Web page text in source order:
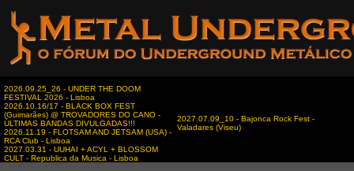
2026.09.25_26 - UNDER THE DOOM
FESTIVAL 2026 - Lisboa
2026.10.16/17 - BLACK BOX FEST
(Guimarães) @ TROVADORES DO CANO -
ÚLTIMAS BANDAS DIVULGADAS!!!
2026.11.19 - FLOTSAM AND JETSAM (USA) -
RCA Club - Lisboa
2027.03.31 - UUHAI + ACYL + BLOSSOM
CULT - Republica da Musica - Lisboa
2027.07.09_10 - Bajonca Rock Fest -
Valadares (Viseu)